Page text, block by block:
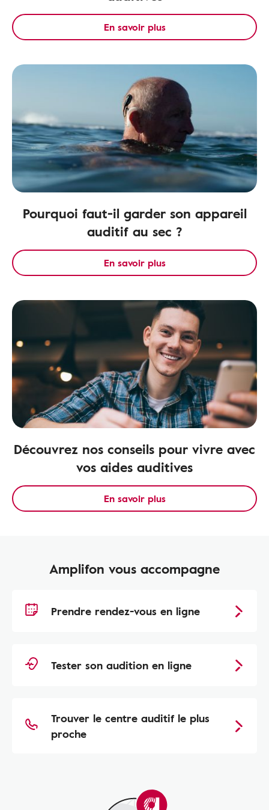
En savoir plus
Pourquoi faut-il garder son appareil
auditif au sec ?
En savoir plus
Découvrez nos conseils pour vivre avec
vos aides auditives
En savoir plus
Amplifon vous accompagne
Prendre rendez-vous en ligne
Tester son audition en ligne
Trouver le centre auditif le plus
proche